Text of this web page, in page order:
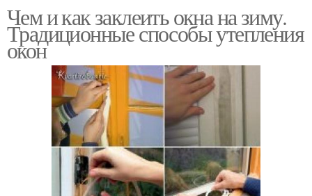
Чем и как заклеить окна на зиму.
Традиционные способы утепления
окон